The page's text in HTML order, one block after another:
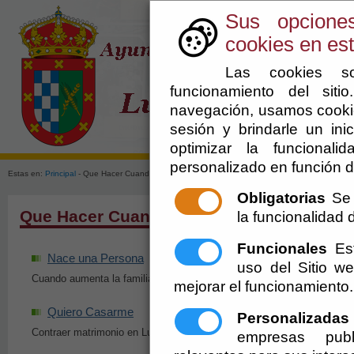
Sus
cookies en
Las cookies
funcionamiento del
navegación, usamos
sesión y brindarle un
optimizar la
personalizado en función
Obligatorias
la funcionalidad
Funcionales
uso del Sitio
mejorar el funcionamiento.
Personalizadas
empresas
El
Estas en: Principal - Que Hacer Cuando
Que Hacer Cuando
Nace una Persona
Cuando aumenta la familia
Fallece un
Actuaciones cuando
Quiero Casarme
Contraer matrimonio en Lubrín
Me Jubilo
Cuando llega la